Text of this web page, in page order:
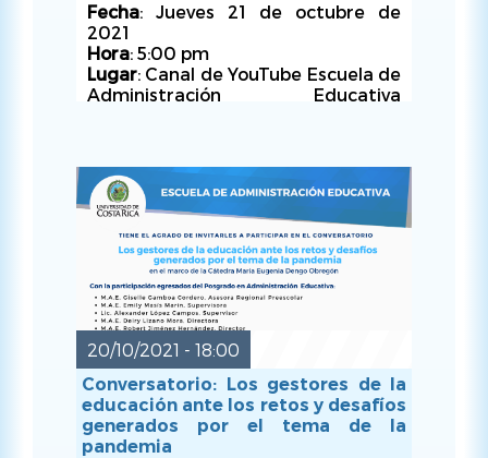
Fecha: Jueves 21 de octubre de
2021
Hora: 5:00 pm
Lugar: Canal de YouTube Escuela de
Administración Educativa
Administración Educativa
Con la participación de:
JUE, 21/10/2021 - 17:00
20/10/2021 - 18:00
Conversatorio: Los gestores de la
educación ante los retos y desafíos
generados por el tema de la
pandemia